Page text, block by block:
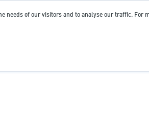
needs of our visitors and to analyse our traffic. For